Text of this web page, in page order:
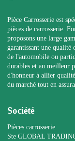
Pièce Carrosserie est
pièces de carrosserie.
proposons une large
garantissant une
de l'automobile ou
durables et au meilleur
d'honneur à allier
du marché tout en
Société
Pièces carrosserie
Ste GLOBAL